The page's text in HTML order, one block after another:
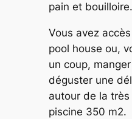
pain et bouilloire.
Vous avez
pool house ou,
un coup,
déguster une
autour de la
piscine 350 m2.